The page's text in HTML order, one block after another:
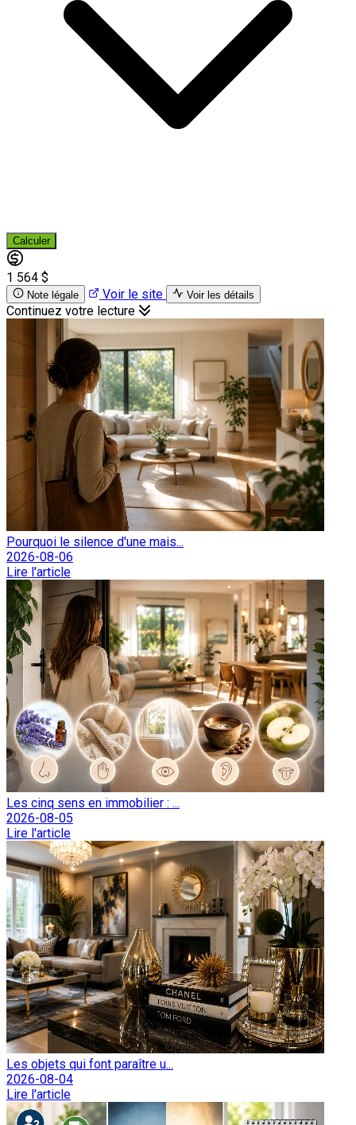
Calculer
1 564 $
Note légale Voir le site Voir les détails
Continuez votre lecture
Pourquoi le silence d'une mais...
2026-08-06
Lire l'article
Les cinq sens en immobilier : ...
2026-08-05
Lire l'article
Les objets qui font paraître u...
2026-08-04
Lire l'article